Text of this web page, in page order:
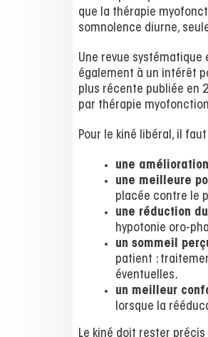
que la thérapie
somnolence diurne,
Une revue
également à un intérêt
plus récente publiée en
par thérapie
Pour le kiné libéral, il
une
une meilleure
placée contre le
une réduction
hypotonie oro-
un sommeil
patient :
éventuelles.
un meilleur
lorsque la
Le kiné doit rester